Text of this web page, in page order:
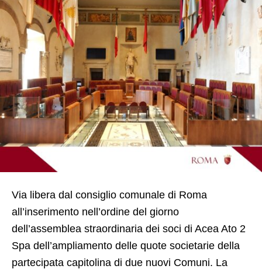
Via libera dal consiglio comunale di Roma
all’inserimento nell’ordine del giorno
dell’assemblea straordinaria dei soci di Acea Ato 2
Spa dell’ampliamento delle quote societarie della
partecipata capitolina di due nuovi Comuni. La